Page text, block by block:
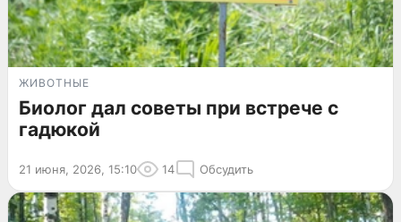
ЖИВОТНЫЕ
Биолог дал советы при встрече с
гадюкой
21 июня, 2026, 15:10 14 Обсудить